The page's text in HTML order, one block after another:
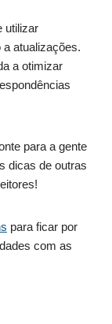
utilizar
atualizações.
a otimizar
para a gente
dicas de outras
para ficar por
com as